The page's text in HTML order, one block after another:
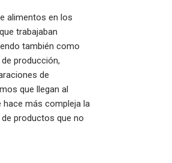
alimentos en los
trabajaban
también como
producción,
de
que llegan al
hace más compleja la
productos que no